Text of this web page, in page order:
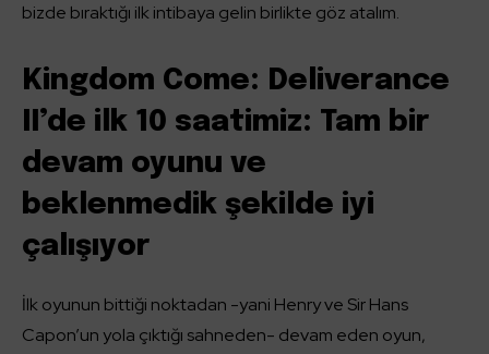
bizde bıraktığı ilk intibaya gelin birlikte göz atalım.
Kingdom Come: Deliverance
II’de ilk 10 saatimiz: Tam bir
devam oyunu ve
beklenmedik şekilde iyi
çalışıyor
İlk oyunun bittiği noktadan -yani Henry ve Sir Hans
Capon’un yola çıktığı sahneden- devam eden oyun,